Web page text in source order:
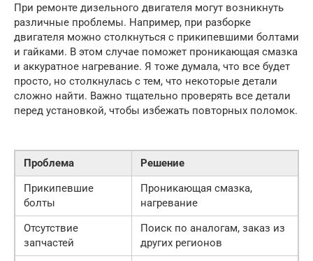
При ремонте дизельного двигателя могут возникнуть
различные проблемы. Например, при разборке
двигателя можно столкнуться с прикипевшими болтами
и гайками. В этом случае поможет проникающая смазка
и аккуратное нагревание. Я тоже думала, что все будет
просто, но столкнулась с тем, что некоторые детали
сложно найти. Важно тщательно проверять все детали
перед установкой, чтобы избежать повторных поломок.
Проблема
Решение
Прикипевшие
болты
Проникающая смазка,
нагревание
Отсутствие
запчастей
Поиск по аналогам, заказ из
других регионов